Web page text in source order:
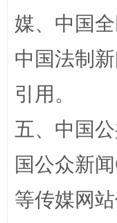
扯下公款
媒、中国
中国法制
引用。
五、中国
国公众新
等传媒网